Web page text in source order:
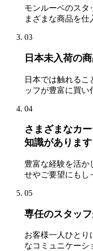
モンルーベのスタ
まざまな商品を仕
03
日本未入荷の
日本では触れるこ
ッフが豊富に買い
04
さまざまなカ
知識があります
豊富な経験を活か
せやご要望にもし
05
専任のスタッ
お客様一人ひとり
なコミュニケーシ